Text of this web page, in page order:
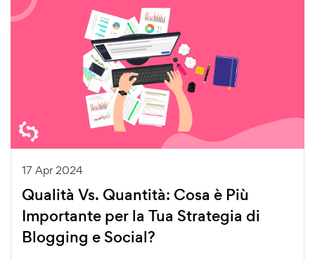
17 Apr 2024
Qualità Vs. Quantità: Cosa è Più
Importante per la Tua Strategia di
Blogging e Social?